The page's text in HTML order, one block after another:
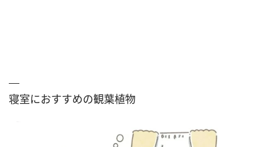
寝室におすすめの観葉植物